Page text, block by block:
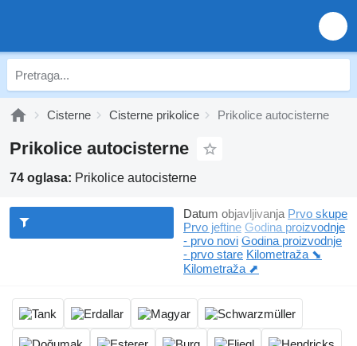
Cisterne Cisterne prikolice Prikolice autocisterne
Prikolice autocisterne
74 oglasa: Prikolice autocisterne
Datum objavljivanja Prvo skupe
Prvo jeftine Godina proizvodnje
- prvo novi Godina proizvodnje
- prvo stare Kilometraža ⬊
Kilometraža ⬈